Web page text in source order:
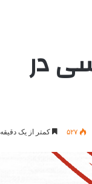
در
۵۲۷ کمتر از یک دقیقه